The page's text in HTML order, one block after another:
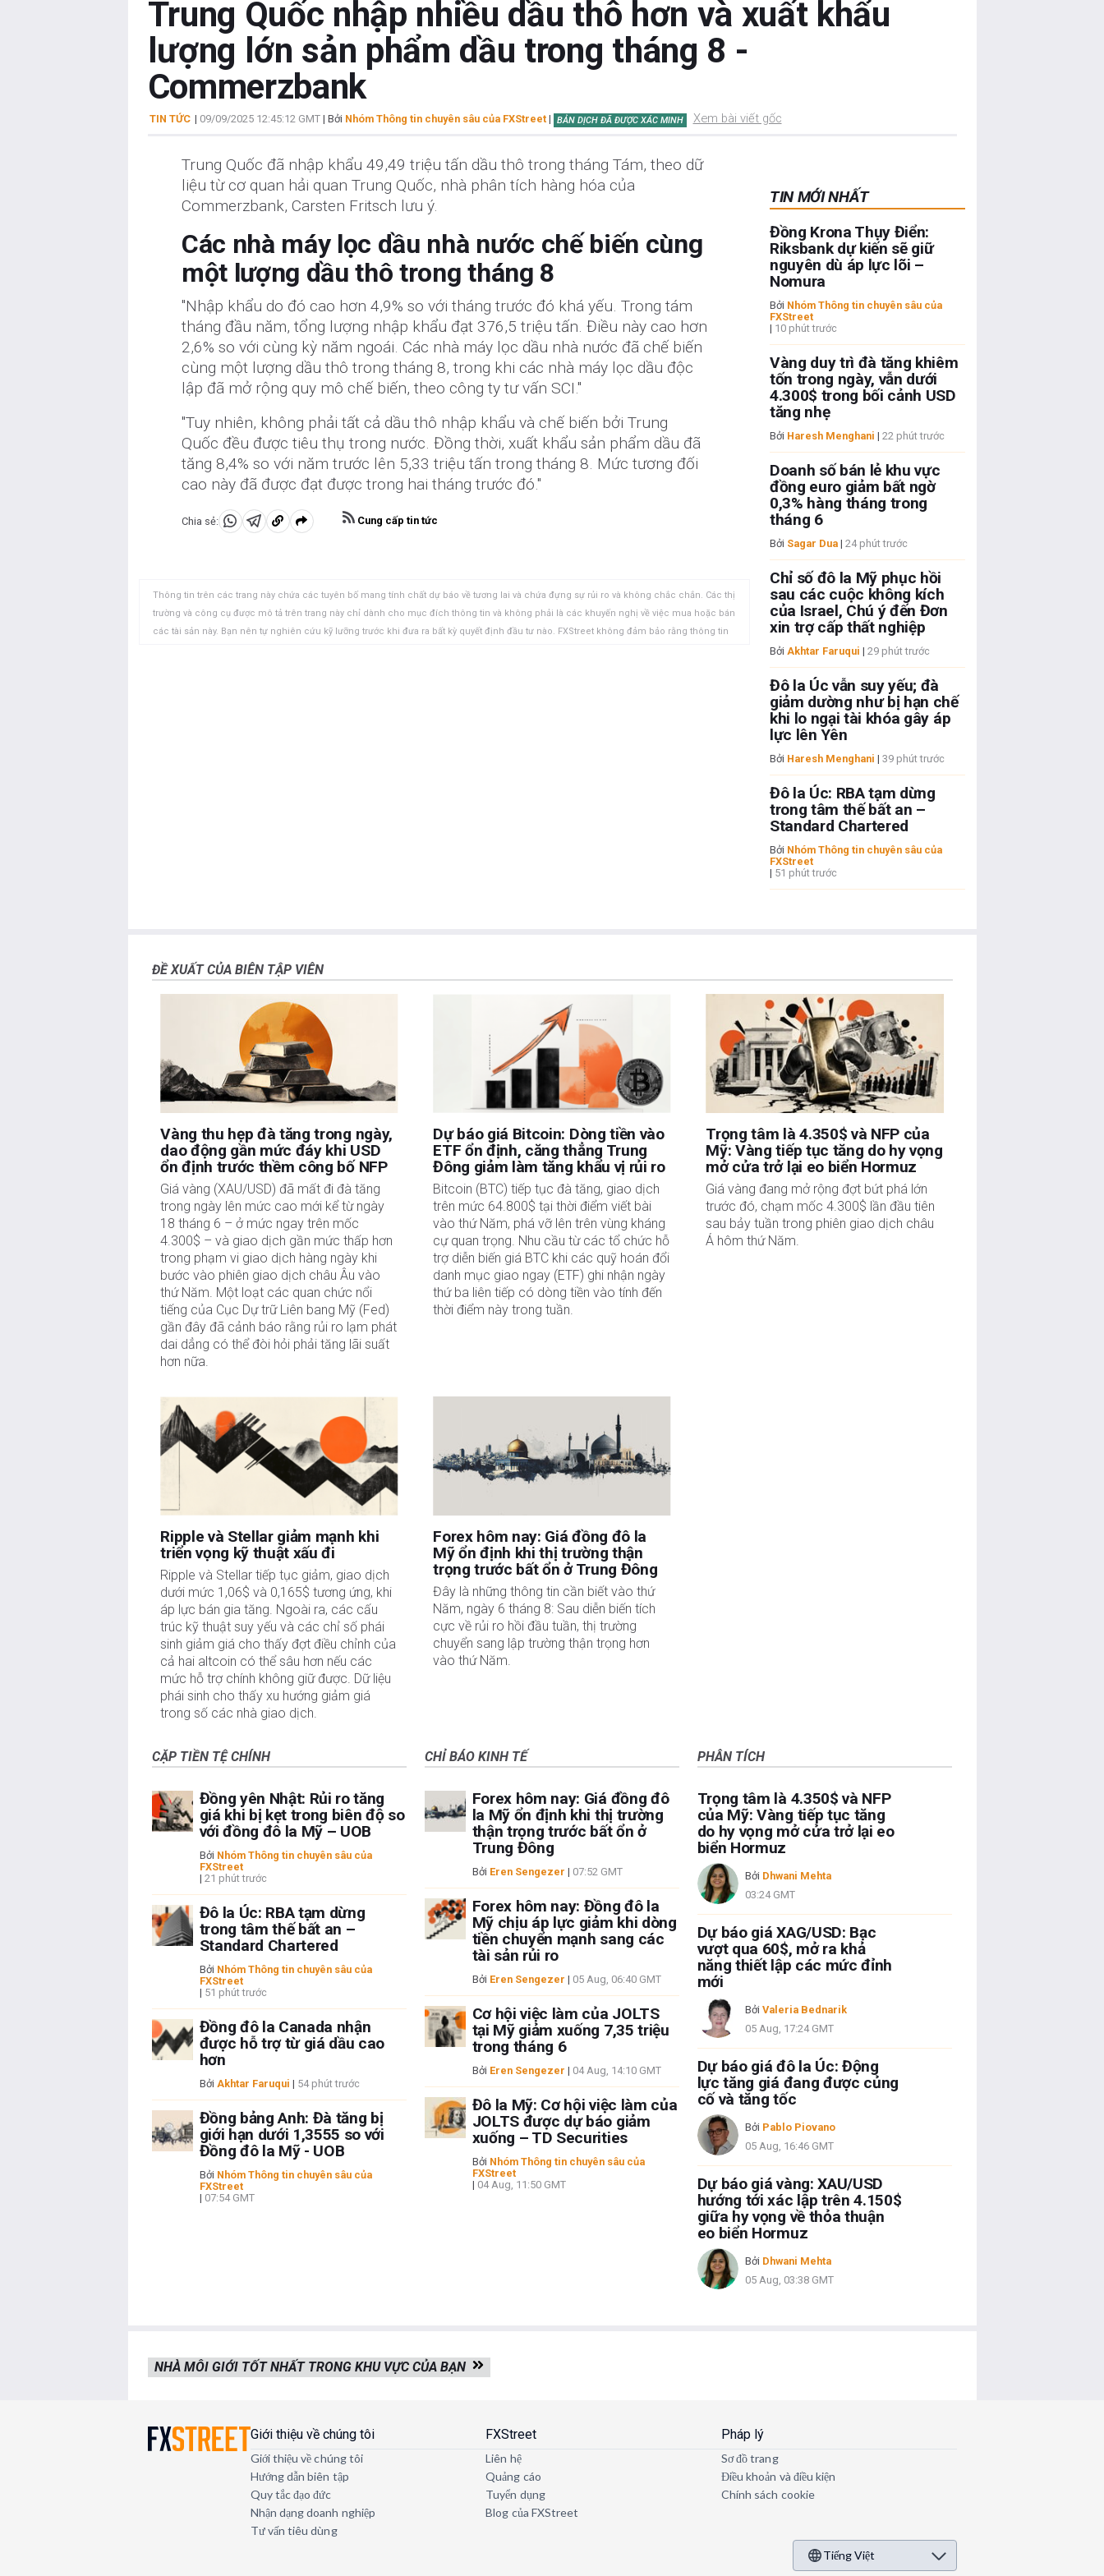
Trung Quốc nhập nhiều dầu thô hơn và xuất khẩu
lượng lớn sản phẩm dầu trong tháng 8 -
Commerzbank
TIN TỨC | 09/09/2025 12:45:12 GMT| Bởi Nhóm Thông tin chuyên sâu của FXStreet| BẢN DỊCH ĐÃ ĐƯỢC XÁC MINH Xem bài viết gốc
Trung Quốc đã nhập khẩu 49,49 triệu tấn dầu thô trong tháng Tám, theo dữ
liệu từ cơ quan hải quan Trung Quốc, nhà phân tích hàng hóa của
Commerzbank, Carsten Fritsch lưu ý.
Các nhà máy lọc dầu nhà nước chế biến cùng
một lượng dầu thô trong tháng 8
"Nhập khẩu do đó cao hơn 4,9% so với tháng trước đó khá yếu. Trong tám
tháng đầu năm, tổng lượng nhập khẩu đạt 376,5 triệu tấn. Điều này cao hơn
2,6% so với cùng kỳ năm ngoái. Các nhà máy lọc dầu nhà nước đã chế biến
cùng một lượng dầu thô trong tháng 8, trong khi các nhà máy lọc dầu độc
lập đã mở rộng quy mô chế biến, theo công ty tư vấn SCI."
"Tuy nhiên, không phải tất cả dầu thô nhập khẩu và chế biến bởi Trung
Quốc đều được tiêu thụ trong nước. Đồng thời, xuất khẩu sản phẩm dầu đã
tăng 8,4% so với năm trước lên 5,33 triệu tấn trong tháng 8. Mức tương đối
cao này đã được đạt được trong hai tháng trước đó."
Chia sẻ:
Chia
WhatsApp
Chia
Telegram
Sao
khay
nhớ
tạm
Cung cấp tin tức
Thông tin trên các trang này chứa các tuyên bố mang tính chất dự báo về tương lai và chứa đựng sự rủi ro và không chắc chắn. Các thị
trường và công cụ được mô tả trên trang này chỉ dành cho mục đích thông tin và không phải là các khuyến nghị về việc mua hoặc bán
các tài sản này. Bạn nên tự nghiên cứu kỹ lưỡng trước khi đưa ra bất kỳ quyết định đầu tư nào. FXStreet không đảm bảo rằng thông tin
TIN MỚI NHẤT
Đồng Krona Thụy Điển:
Riksbank dự kiến sẽ giữ
nguyên dù áp lực lõi –
Nomura
Bởi Nhóm Thông tin chuyên sâu của
FXStreet
| 10 phút trước
Vàng duy trì đà tăng khiêm
tốn trong ngày, vẫn dưới
4.300$ trong bối cảnh USD
tăng nhẹ
Bởi Haresh Menghani | 22 phút trước
Doanh số bán lẻ khu vực
đồng euro giảm bất ngờ
0,3% hàng tháng trong
tháng 6
Bởi Sagar Dua| 24 phút trước
Chỉ số đô la Mỹ phục hồi
sau các cuộc không kích
của Israel, Chú ý đến Đơn
xin trợ cấp thất nghiệp
Bởi Akhtar Faruqui | 29 phút trước
Đô la Úc vẫn suy yếu; đà
giảm dường như bị hạn chế
khi lo ngại tài khóa gây áp
lực lên Yên
Bởi Haresh Menghani | 39 phút trước
Đô la Úc: RBA tạm dừng
trong tâm thế bất an –
Standard Chartered
Bởi Nhóm Thông tin chuyên sâu của
FXStreet
| 51 phút trước
ĐỀ XUẤT CỦA BIÊN TẬP VIÊN
Vàng thu hẹp đà tăng trong ngày,
dao động gần mức đáy khi USD
ổn định trước thềm công bố NFP
Giá vàng (XAU/USD) đã mất đi đà tăng
trong ngày lên mức cao mới kể từ ngày
18 tháng 6 – ở mức ngay trên mốc
4.300$ – và giao dịch gần mức thấp hơn
trong phạm vi giao dịch hàng ngày khi
bước vào phiên giao dịch châu Âu vào
thứ Năm. Một loạt các quan chức nổi
tiếng của Cục Dự trữ Liên bang Mỹ (Fed)
gần đây đã cảnh báo rằng rủi ro lạm phát
dai dẳng có thể đòi hỏi phải tăng lãi suất
hơn nữa.
Dự báo giá Bitcoin: Dòng tiền vào
ETF ổn định, căng thẳng Trung
Đông giảm làm tăng khẩu vị rủi ro
Bitcoin (BTC) tiếp tục đà tăng, giao dịch
trên mức 64.800$ tại thời điểm viết bài
vào thứ Năm, phá vỡ lên trên vùng kháng
cự quan trọng. Nhu cầu từ các tổ chức hỗ
trợ diễn biến giá BTC khi các quỹ hoán đổi
danh mục giao ngay (ETF) ghi nhận ngày
thứ ba liên tiếp có dòng tiền vào tính đến
thời điểm này trong tuần.
Trọng tâm là 4.350$ và NFP của
Mỹ: Vàng tiếp tục tăng do hy vọng
mở cửa trở lại eo biển Hormuz
Giá vàng đang mở rộng đợt bứt phá lớn
trước đó, chạm mốc 4.300$ lần đầu tiên
sau bảy tuần trong phiên giao dịch châu
Á hôm thứ Năm.
Ripple và Stellar giảm mạnh khi
triển vọng kỹ thuật xấu đi
Ripple và Stellar tiếp tục giảm, giao dịch
dưới mức 1,06$ và 0,165$ tương ứng, khi
áp lực bán gia tăng. Ngoài ra, các cấu
trúc kỹ thuật suy yếu và các chỉ số phái
sinh giảm giá cho thấy đợt điều chỉnh của
cả hai altcoin có thể sâu hơn nếu các
mức hỗ trợ chính không giữ được. Dữ liệu
phái sinh cho thấy xu hướng giảm giá
trong số các nhà giao dịch.
Forex hôm nay: Giá đồng đô la
Mỹ ổn định khi thị trường thận
trọng trước bất ổn ở Trung Đông
Đây là những thông tin cần biết vào thứ
Năm, ngày 6 tháng 8: Sau diễn biến tích
cực về rủi ro hồi đầu tuần, thị trường
chuyển sang lập trường thận trọng hơn
vào thứ Năm.
CẶP TIỀN TỆ CHÍNH
Đồng yên Nhật: Rủi ro tăng
giá khi bị kẹt trong biên độ so
với đồng đô la Mỹ – UOB
Bởi Nhóm Thông tin chuyên sâu của
FXStreet
| 21 phút trước
Đô la Úc: RBA tạm dừng
trong tâm thế bất an –
Standard Chartered
Bởi Nhóm Thông tin chuyên sâu của
FXStreet
| 51 phút trước
Đồng đô la Canada nhận
được hỗ trợ từ giá dầu cao
hơn
Bởi Akhtar Faruqui | 54 phút trước
Đồng bảng Anh: Đà tăng bị
giới hạn dưới 1,3555 so với
Đồng đô la Mỹ - UOB
Bởi Nhóm Thông tin chuyên sâu của
FXStreet
| 07:54 GMT
CHỈ BÁO KINH TẾ
Forex hôm nay: Giá đồng đô
la Mỹ ổn định khi thị trường
thận trọng trước bất ổn ở
Trung Đông
Bởi Eren Sengezer | 07:52 GMT
Forex hôm nay: Đồng đô la
Mỹ chịu áp lực giảm khi dòng
tiền chuyển mạnh sang các
tài sản rủi ro
Bởi Eren Sengezer | 05 Aug, 06:40 GMT
Cơ hội việc làm của JOLTS
tại Mỹ giảm xuống 7,35 triệu
trong tháng 6
Bởi Eren Sengezer | 04 Aug, 14:10 GMT
Đô la Mỹ: Cơ hội việc làm của
JOLTS được dự báo giảm
xuống – TD Securities
Bởi Nhóm Thông tin chuyên sâu của
FXStreet
| 04 Aug, 11:50 GMT
PHÂN TÍCH
Trọng tâm là 4.350$ và NFP
của Mỹ: Vàng tiếp tục tăng
do hy vọng mở cửa trở lại eo
biển Hormuz
Bởi Dhwani Mehta
03:24 GMT
Dự báo giá XAG/USD: Bạc
vượt qua 60$, mở ra khả
năng thiết lập các mức đỉnh
mới
Bởi Valeria Bednarik
05 Aug, 17:24 GMT
Dự báo giá đô la Úc: Động
lực tăng giá đang được củng
cố và tăng tốc
Bởi Pablo Piovano
05 Aug, 16:46 GMT
Dự báo giá vàng: XAU/USD
hướng tới xác lập trên 4.150$
giữa hy vọng về thỏa thuận
eo biển Hormuz
Bởi Dhwani Mehta
05 Aug, 03:38 GMT
NHÀ MÔI GIỚI TỐT NHẤT TRONG KHU VỰC CỦA BẠN
Giới thiệu về chúng tôi
Giới thiệu về chúng tôi
Hướng dẫn biên tập
Quy tắc đạo đức
Nhận dạng doanh nghiệp
Tư vấn tiêu dùng
FXStreet
Liên hệ
Quảng cáo
Tuyển dụng
Blog của FXStreet
Pháp lý
Sơ đồ trang
Điều khoản và điều kiện
Chính sách cookie
Tiếng Việt